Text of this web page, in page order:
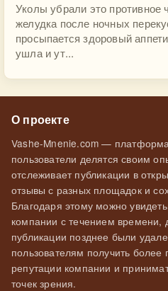
Уколы убрали это противное
желудка после ночных
просыпается здоровый
ушла и ут...
О проекте
Vashe-Mnenie.com —
пользователи делятся своим
отслеживает публикации в
отзывы с разных площадок и
Благодаря этому можно
компании с течением времени,
публикации позднее были
пользователям получить
репутации компании и
точек зрения.